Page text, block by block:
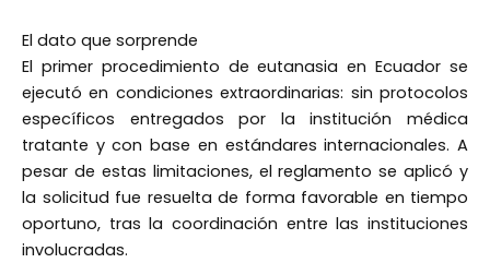
El dato que sorprende
El primer procedimiento de eutanasia en Ecuador se
ejecutó en condiciones extraordinarias: sin protocolos
específicos entregados por la institución médica
tratante y con base en estándares internacionales. A
pesar de estas limitaciones, el reglamento se aplicó y
la solicitud fue resuelta de forma favorable en tiempo
oportuno, tras la coordinación entre las instituciones
involucradas.